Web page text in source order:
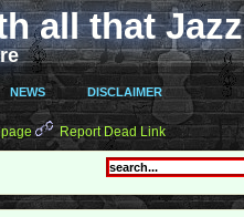
all that Jazz
NEWS DISCLAIMER
Report Dead Link